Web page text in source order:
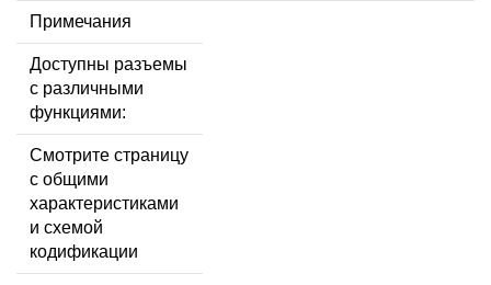
Примечания
Доступны разъемы
с различными
функциями:
Смотрите страницу
с общими
характеристиками
и схемой
кодификации